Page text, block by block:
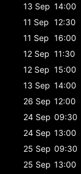
13 Sep 14:00
11 Sep 12:30
11 Sep 16:00
12 Sep 11:30
12 Sep 15:00
13 Sep 14:00
26 Sep 12:00
24 Sep 09:30
24 Sep 13:00
25 Sep 09:30
25 Sep 13:00